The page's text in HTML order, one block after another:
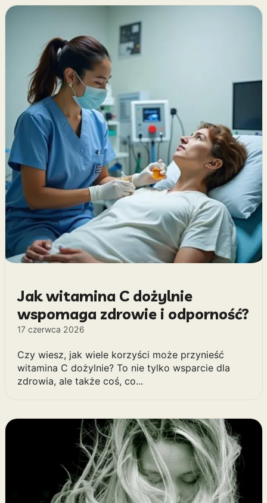
Jak witamina C dożylnie
wspomaga zdrowie i odporność?
17 czerwca 2026
Czy wiesz, jak wiele korzyści może przynieść
witamina C dożylnie? To nie tylko wsparcie dla
zdrowia, ale także coś, co...